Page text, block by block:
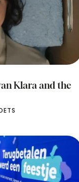
Klara and the